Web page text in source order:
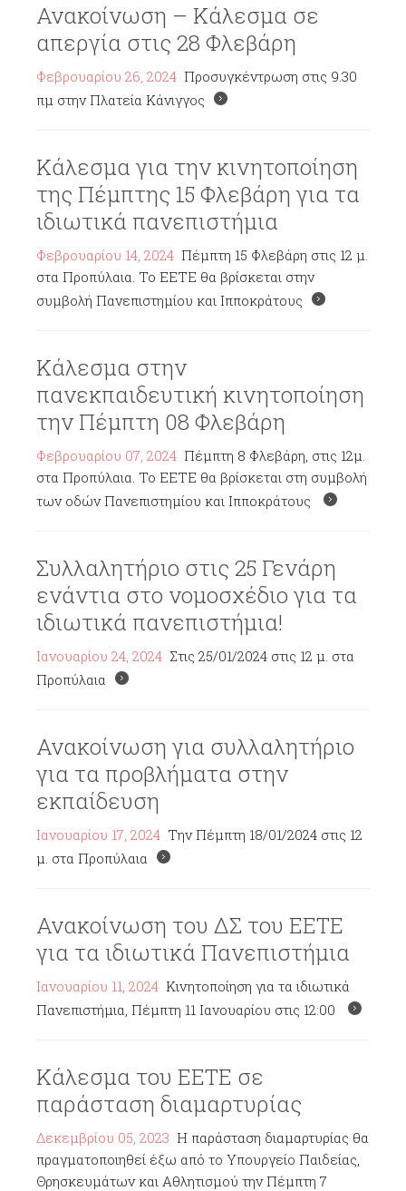
Ανακοίνωση – Κάλεσμα σε
απεργία στις 28 Φλεβάρη
Φεβρουαρίου 26, 2024 Προσυγκέντρωση στις 9.30
πμ στην Πλατεία Κάνιγγος
Κάλεσμα για την κινητοποίηση
της Πέμπτης 15 Φλεβάρη για τα
ιδιωτικά πανεπιστήμια
Φεβρουαρίου 14, 2024 Πέμπτη 15 Φλεβάρη στις 12 μ.
στα Προπύλαια. Το ΕΕΤΕ θα βρίσκεται στην
συμβολή Πανεπιστημίου και Ιπποκράτους
Κάλεσμα στην
πανεκπαιδευτική κινητοποίηση
την Πέμπτη 08 Φλεβάρη
Φεβρουαρίου 07, 2024 Πέμπτη 8 Φλεβάρη, στις 12μ.
στα Προπύλαια. Το ΕΕΤΕ θα βρίσκεται στη συμβολή
των οδών Πανεπιστημίου και Ιπποκράτους
Συλλαλητήριο στις 25 Γενάρη
ενάντια στο νομοσχέδιο για τα
ιδιωτικά πανεπιστήμια!
Ιανουαρίου 24, 2024 Στις 25/01/2024 στις 12 μ. στα
Προπύλαια
Ανακοίνωση για συλλαλητήριο
για τα προβλήματα στην
εκπαίδευση
Ιανουαρίου 17, 2024 Την Πέμπτη 18/01/2024 στις 12
μ. στα Προπύλαια
Ανακοίνωση του ΔΣ του ΕΕΤΕ
για τα ιδιωτικά Πανεπιστήμια
Ιανουαρίου 11, 2024 Κινητοποίηση για τα ιδιωτικά
Πανεπιστήμια, Πέμπτη 11 Ιανουαρίου στις 12:00
Κάλεσμα του ΕΕΤΕ σε
παράσταση διαμαρτυρίας
Δεκεμβρίου 05, 2023 Η παράσταση διαμαρτυρίας θα
πραγματοποιηθεί έξω από το Υπουργείο Παιδείας,
Θρησκευμάτων και Αθλητισμού την Πέμπτη 7